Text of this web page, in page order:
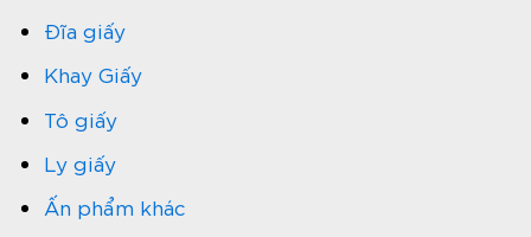
Đĩa giấy
Khay Giấy
Tô giấy
Ly giấy
Ấn phẩm khác